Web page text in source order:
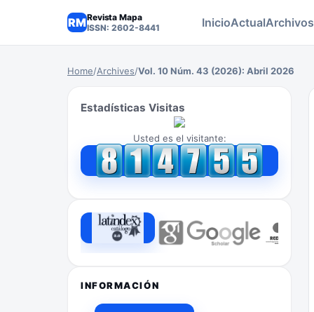
RMRevista Mapa
ISSN: 2602-8441
InicioActualArchivos
Home/Archives/Vol. 10 Núm. 43 (2026): Abril 2026
Estadísticas Visitas
Usted es el visitante:
INFORMACIÓN